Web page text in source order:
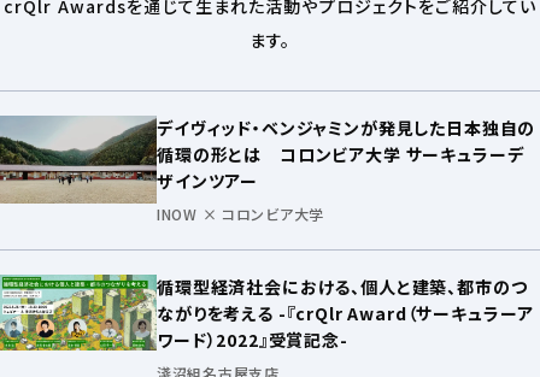
crQlr Awardsを通じて生まれた活動やプロジェクトをご紹介してい
ます。
デイヴィッド・ベンジャミンが発見した日本独自の
循環の形とは コロンビア大学 サーキュラーデ
ザインツアー
INOW × コロンビア大学
循環型経済社会における、個人と建築、都市のつ
ながりを考える -『crQlr Award（サーキュラーア
ワード）2022』受賞記念-
淺沼組名古屋支店